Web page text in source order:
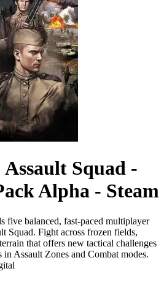
Squad -
Alpha - Steam
five balanced, fast-paced multiplayer
Squad. Fight across frozen fields,
that offers new tactical challenges
Assault Zones and Combat modes.